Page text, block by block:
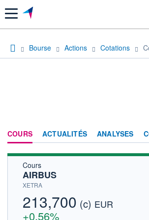
Menu
Bourse Actions Cotations
COURS ACTUALITÉS ANALYSES
FORUM
Cours
AIRBUS
XETRA
213,700 (c) EUR
+0,56%